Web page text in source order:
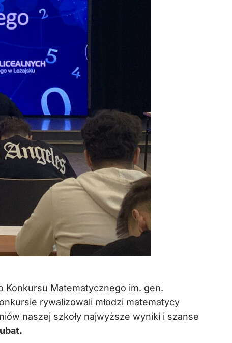
Konkursu Matematycznego im. gen.
rywalizowali młodzi matematycy
naszej szkoły najwyższe wyniki i szanse